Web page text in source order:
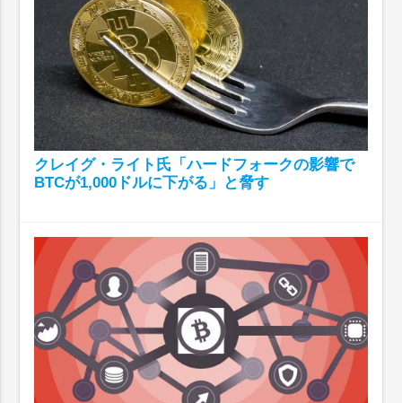
クレイグ・ライト氏「ハードフォークの影響で
BTCが1,000ドルに下がる」と脅す